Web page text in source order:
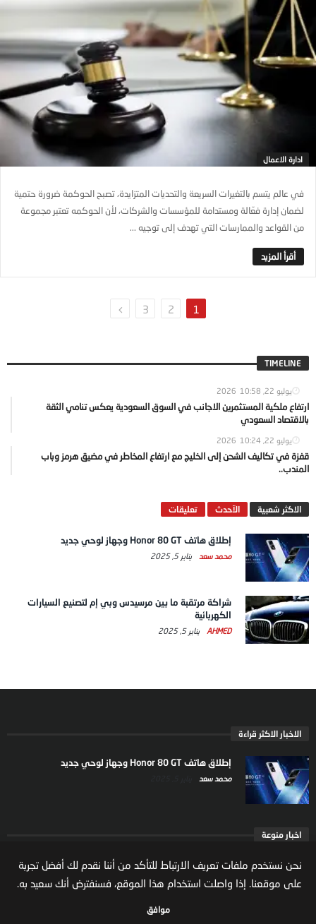
ادارة الاعمال
في عالم يتسم بالتغيرات السريعة والتحديات المتزايدة، تصبح الحوكمة ضرورة حتمية
لضمان إدارة فعّالة ومستدامة للمؤسسات والشركات، لأن الحوكمه تعتبر مجموعة
من القواعد والممارسات التي تهدف إلى توجيه ...
1
2
3
TIMELINE
يوليو 22, 2026 10:58
ارتفاع ملكية المستثمرين الاجانب في السوق السعودية يعكس تنامي الثقة
بالاقتصاد السعودي
يوليو 22, 2026 10:24
قفزة في تكاليف الشحن إلى الخليج مع ارتفاع المخاطر في مضيق هرمز وباب
المندب..
الاكثر شعبية الآحدث تعليقات
إطلاق هاتف Honor 80 GT وجهاز لوحي جديد
محمد سعد يناير 5, 2025
شراكة مرتقبة ما بين مرسيدس وبي إم لتصنيع السيارات
الكهربائية
AHMED يناير 5, 2025
الاخبار الاكثر قراءة
إطلاق هاتف Honor 80 GT وجهاز لوحي جديد
محمد سعد
اخبار منوعة
ارتفاع ملكية المستثمرين الاجانب في السوق السعودية
مال واعمال
نحن نستخدم ملفات تعريف الارتباط للتأكد من أننا نقدم لك أفضل تجربة
على موقعنا. إذا واصلت استخدام هذا الموقع، فسنفترض أنك سعيد به.
موافق